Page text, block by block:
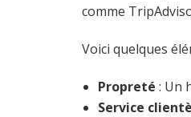
comme
Voici quelques
Propreté : Un
Service